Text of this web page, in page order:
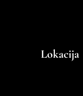
Lokacija